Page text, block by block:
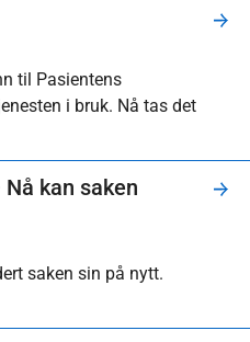
til Pasientens
i bruk. Nå tas det
kan saken
saken sin på nytt.